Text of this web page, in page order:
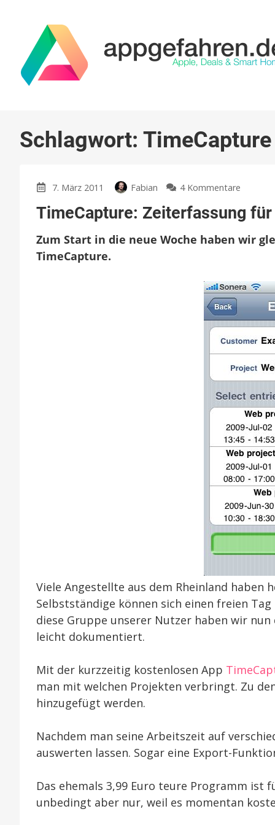
Schlagwort: TimeCapture
7. März 2011 Fabian 4 Kommentare
TimeCapture: Zeiterfassung
Zum Start in die neue Woche haben wir
TimeCapture.
Viele Angestellte aus dem Rheinland haben
Selbstständige können sich einen freien
diese Gruppe unserer Nutzer haben wir
leicht dokumentiert.
Mit der kurzzeitig kostenlosen App
man mit welchen Projekten verbringt. Zu
hinzugefügt werden.
Nachdem man seine Arbeitszeit auf
auswerten lassen. Sogar eine Export-
Das ehemals 3,99 Euro teure Programm ist
unbedingt aber nur, weil es momentan